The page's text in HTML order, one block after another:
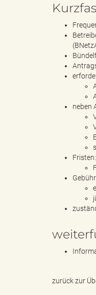
neben
Fristen:
zurück zur